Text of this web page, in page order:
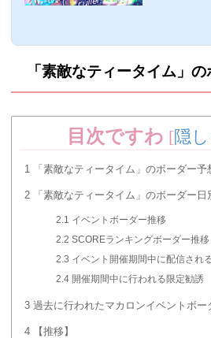
詳細情報曲名
Aqoursのメン
かかります。
「素敵なティータイム」
目次ですわ [隠
1 「素敵なティータイム」のボーダー予
2 「素敵なティータイム」のボーダー日
2.1 イベントボーダー推移
2.2 SCOREランキングボーダー推移
2.3 イベント開催期間中に配信され
2.4開催期間中に行われる限定勧誘
3 過去に行われたマカロンイベントボー
4 【推移】